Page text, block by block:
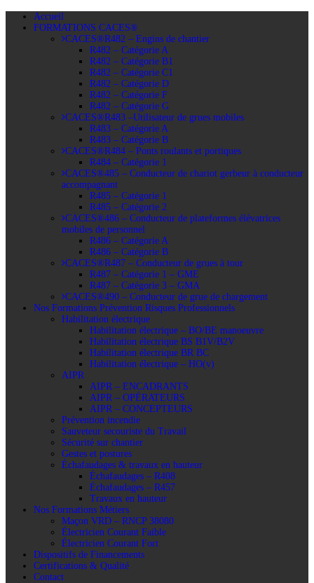
Accueil
FORMATIONS CACES®
CACES®R482 – Engins de chantier
R482 – Catégorie A
R482 – Catégorie B1
R482 – Catégorie C1
R482 – Catégorie D
R482 – Catégorie F
R482 – Catégorie G
CACES®R483 –Utilisateur de grues mobiles
R483 – Catégorie A
R483 – Catégorie B
CACES®R484 – Ponts roulants et portiques
R484 – Catégorie 1
CACES®485 – Conducteur de chariot gerbeur à conducteur
accompagnant
R485 – Catégorie 1
R485 – Catégorie 2
CACES®486 – Conducteur de plateformes élévatrices
mobiles de personnel
R486 – Catégorie A
R486 – Catégorie B
CACES®R487 – Conducteur de grues à tour
R487 – Catégorie 1 – GME
R487 – Catégorie 3 – GMA
CACES®490 – Conducteur de grue de chargement
Nos Formations Prévention Risques Professionnels
Habilitation électrique
Habilitation électrique – BO/BE manoeuvre
Habilitation électrique BS B1V/B2V
Habilitation électrique BR BC
Habilitation électrique – HO(v)
AIPR
AIPR – ENCADRANTS
AIPR – OPÉRATEURS
AIPR – CONCEPTEURS
Prévention incendie
Sauveteur secouriste du Travail
Sécurité sur chantier
Gestes et postures
Échafaudages & travaux en hauteur
Échafaudages – R408
Échafaudages – R457
Travaux en hauteur
Nos Formations Métiers
Maçon VRD – RNCP 38080
Électricien Courant Faible
Électricien Courant Fort
Dispositifs de Financements
Certifications & Qualité
Contact